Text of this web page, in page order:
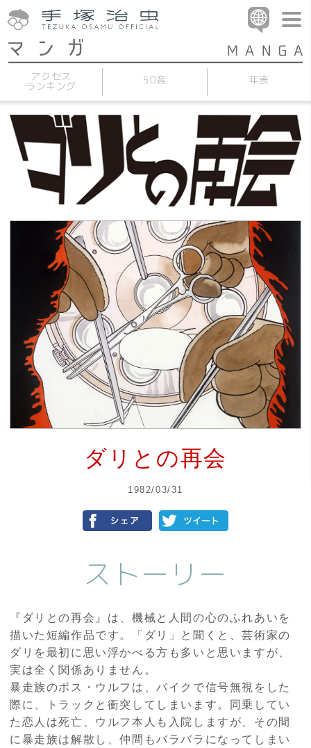
アクセス
ランキング 50音 年表
ダリとの再会
1982/03/31
ストーリー
『ダリとの再会』は、機械と人間の心のふれあいを
描いた短編作品です。「ダリ」と聞くと、芸術家の
ダリを最初に思い浮かべる方も多いと思いますが、
実は全く関係ありません。
暴走族のボス・ウルフは、バイクで信号無視をした
際に、トラックと衝突してしまいます。同乗してい
た恋人は死亡、ウルフ本人も入院しますが、その間
に暴走族は解散し、仲間もバラバラになってしまい